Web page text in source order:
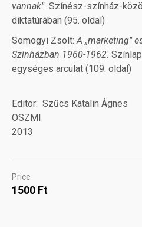
vannak". Színész-színház-
diktatúrában (95. oldal)
Somogyi Zsolt:A „marketing"
Színházban 1960-1962.
egységes arculat (109. oldal)
Editor Szűcs Katalin Ágnes
OSZMI
2013
Price
1500 Ft